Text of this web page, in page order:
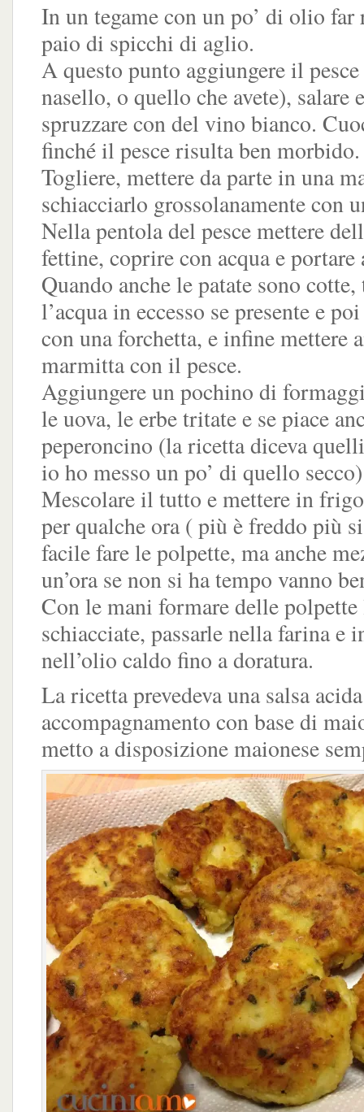
In un tegame con un po’ di olio far
paio di spicchi di aglio.
A questo punto aggiungere il
nasello, o quello che avete), salare
spruzzare con del vino bianco.
finché il pesce risulta ben morbido.
Togliere, mettere da parte in una
schiacciarlo grossolanamente con
Nella pentola del pesce mettere
fettine, coprire con acqua e portare
Quando anche le patate sono
l’acqua in eccesso se presente e
con una forchetta, e infine mettere
marmitta con il pesce.
Aggiungere un pochino di
le uova, le erbe tritate e se piace
peperoncino (la ricetta diceva
io ho messo un po’ di quello
Mescolare il tutto e mettere in frigo
per qualche ora ( più è freddo più
facile fare le polpette, ma anche
un’ora se non si ha tempo vanno
Con le mani formare delle polpette
schiacciate, passarle nella farina e
nell’olio caldo fino a doratura.
La ricetta prevedeva una salsa
accompagnamento con base di
metto a disposizione maionese